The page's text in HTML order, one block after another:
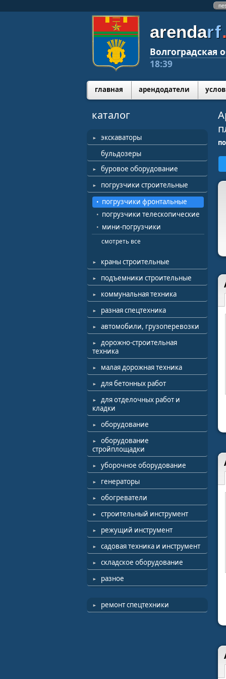
arendarf
Волгоградская
18:39
главная арендодатели
каталог
экскаваторы
бульдозеры
буровое оборудование
погрузчики строительные
погрузчики фронтальные
погрузчики телескопические
мини-погрузчики
смотреть все
краны строительные
подъемники строительные
коммунальная техника
разная спецтехника
автомобили, грузоперевозки
дорожно-строительная
техника
малая дорожная техника
для бетонных работ
для отделочных работ и
кладки
оборудование
оборудование
стройплощадки
уборочное оборудование
генераторы
обогреватели
строительный инструмент
режущий инструмент
садовая техника и инструмент
складское оборудование
разное
ремонт спецтехники